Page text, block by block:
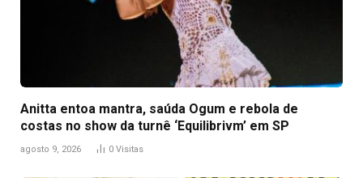
Anitta entoa mantra, saúda Ogum e rebola de
costas no show da turnê ‘Equilibrivm’ em SP
agosto 9, 2026 0 Visitas